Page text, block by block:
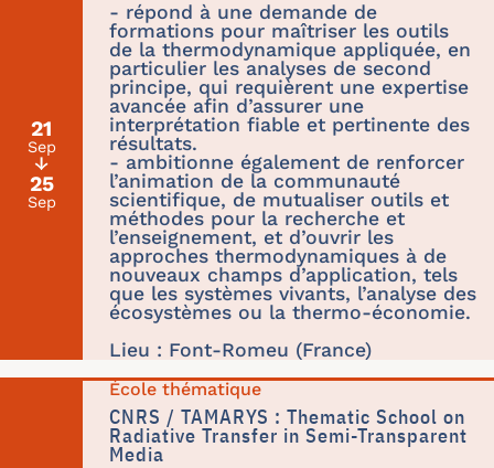
21
Sep
↓
25
Sep
- répond à une demande de
formations pour maîtriser les outils
de la thermodynamique appliquée, en
particulier les analyses de second
principe, qui requièrent une expertise
avancée afin d’assurer une
interprétation fiable et pertinente des
résultats.
- ambitionne également de renforcer
l’animation de la communauté
scientifique, de mutualiser outils et
méthodes pour la recherche et
l’enseignement, et d’ouvrir les
approches thermodynamiques à de
nouveaux champs d’application, tels
que les systèmes vivants, l’analyse des
écosystèmes ou la thermo-économie.
Lieu : Font-Romeu (France)
École thématique
CNRS / TAMARYS : Thematic School on
Radiative Transfer in Semi-Transparent
Media